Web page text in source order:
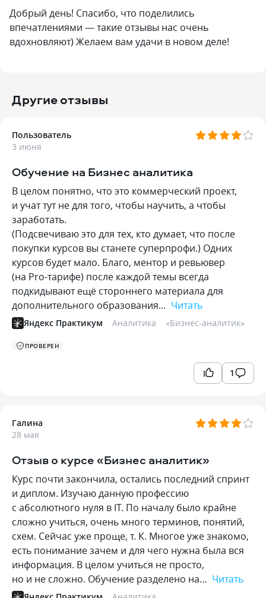
Добрый день! Спасибо, что поделились
впечатлениями — такие отзывы нас очень
вдохновляют) Желаем вам удачи в новом деле!
Другие отзывы
Пользователь
3 июня
Обучение на Бизнес аналитика
В целом понятно, что это коммерческий проект,
и учат тут не для того, чтобы научить, а чтобы
заработать.
(Подсвечиваю это для тех, кто думает, что после
покупки курсов вы станете суперпрофи.) Одних
курсов будет мало. Благо, ментор и ревьювер
(на Pro-тарифе) после каждой темы всегда
подкидывают ещё стороннего материала для
дополнительного образования… Читать
Яндекс Практикум Аналитика «Бизнес-аналитик»
ПРОВЕРЕН
1
Галина
28 мая
Отзыв о курсе «Бизнес аналитик»
Курс почти закончила, остались последний спринт
и диплом. Изучаю данную профессию
с абсолютного нуля в IT. По началу было крайне
сложно учиться, очень много терминов, понятий,
схем. Сейчас уже проще, т. К. Многое уже знакомо,
есть понимание зачем и для чего нужна была вся
информация. В целом учиться не просто,
но и не сложно. Обучение разделено на… Читать